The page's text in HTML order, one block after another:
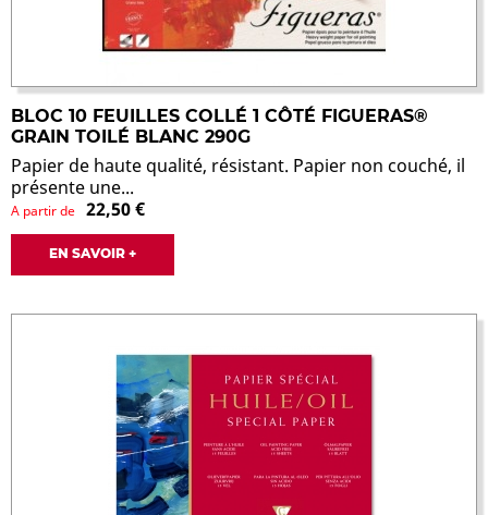
BLOC 10 FEUILLES COLLÉ 1 CÔTÉ FIGUERAS®
GRAIN TOILÉ BLANC 290G
Papier de haute qualité, résistant. Papier non couché, il
présente une...
A partir de 22,50 €
EN SAVOIR +